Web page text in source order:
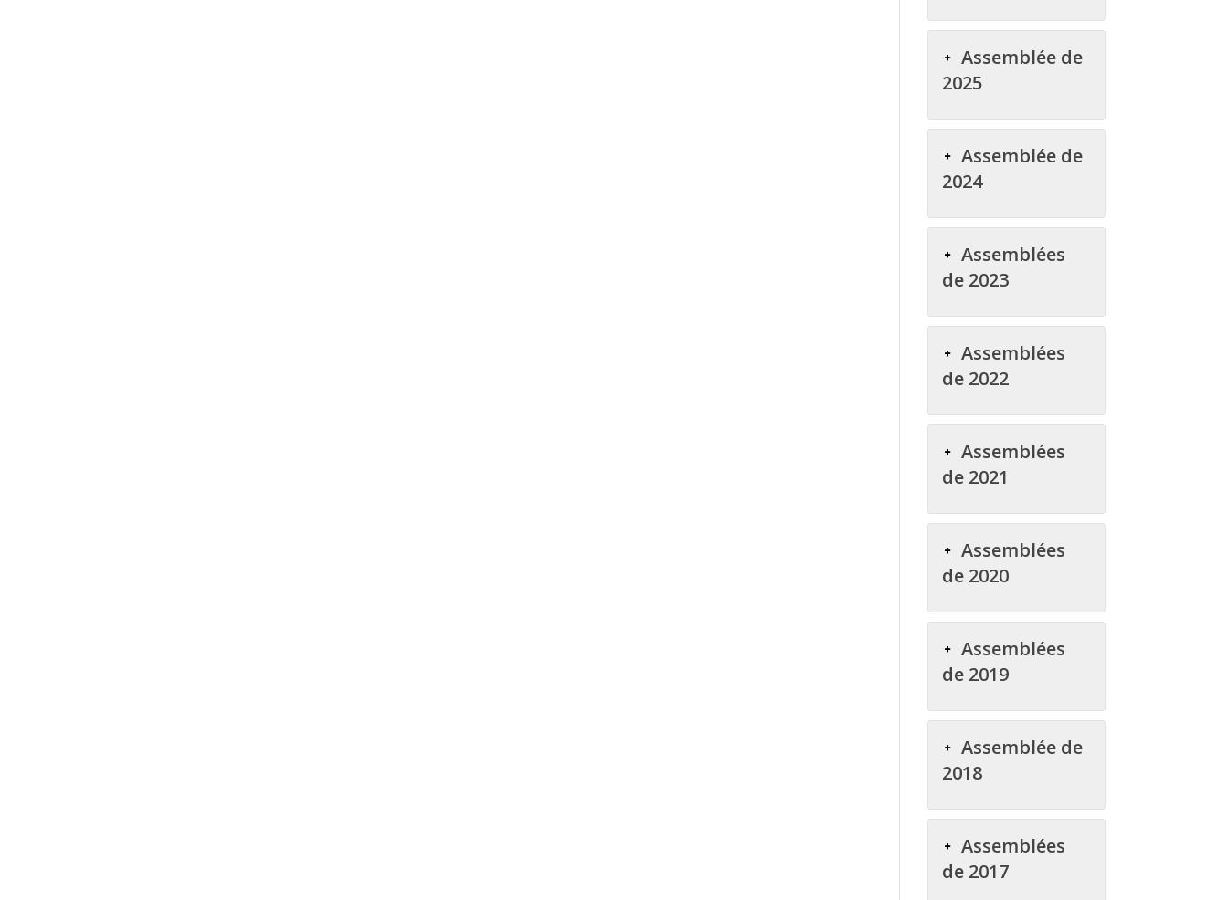
Assemblée de
2025
Assemblée de
2024
Assemblées
de 2023
Assemblées
de 2022
Assemblées
de 2021
Assemblées
de 2020
Assemblées
de 2019
Assemblée de
2018
Assemblées
de 2017